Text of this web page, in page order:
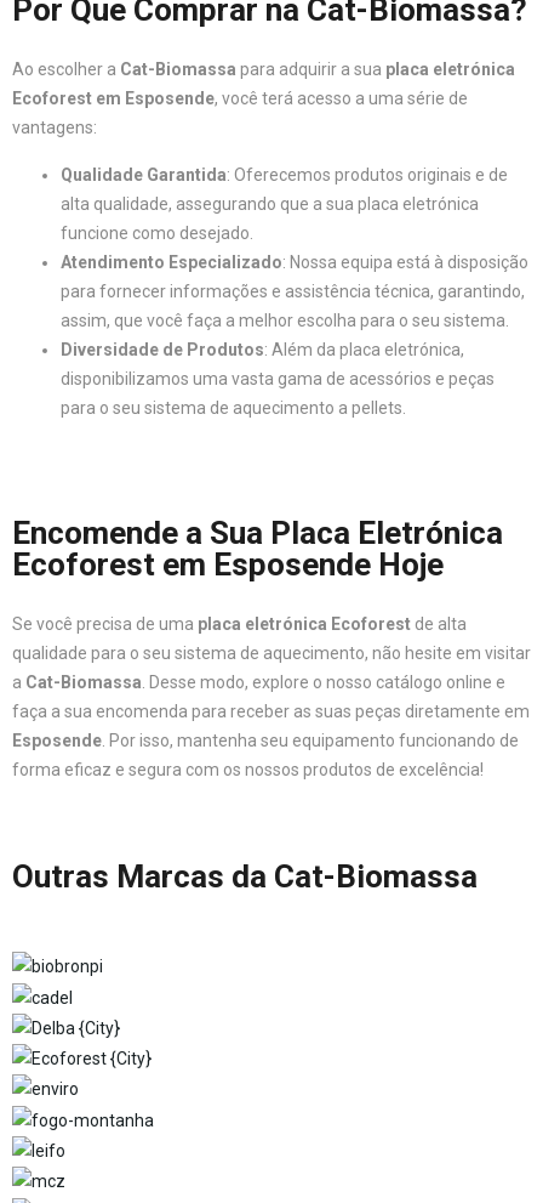
Por Que Comprar na Cat-Biomassa?
Ao escolher a Cat-Biomassa para adquirir a sua placa eletrónica
Ecoforest em Esposende, você terá acesso a uma série de
vantagens:
Qualidade Garantida: Oferecemos produtos originais e de
alta qualidade, assegurando que a sua placa eletrónica
funcione como desejado.
Atendimento Especializado: Nossa equipa está à disposição
para fornecer informações e assistência técnica, garantindo,
assim, que você faça a melhor escolha para o seu sistema.
Diversidade de Produtos: Além da placa eletrónica,
disponibilizamos uma vasta gama de acessórios e peças
para o seu sistema de aquecimento a pellets.
Encomende a Sua Placa Eletrónica
Ecoforest em Esposende Hoje
Se você precisa de uma placa eletrónica Ecoforest de alta
qualidade para o seu sistema de aquecimento, não hesite em visitar
a Cat-Biomassa . Desse modo, explore o nosso catálogo online e
faça a sua encomenda para receber as suas peças diretamente em
Esposende . Por isso, mantenha seu equipamento funcionando de
forma eficaz e segura com os nossos produtos de excelência!
Outras Marcas da Cat-Biomassa